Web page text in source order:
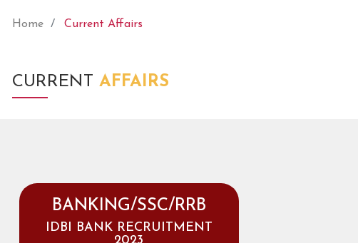
Home Current Affairs
CURRENT AFFAIRS
BANKING/SSC/RRB
IDBI BANK RECRUITMENT